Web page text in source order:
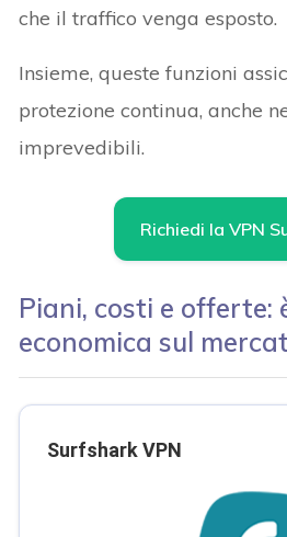
che il traffico venga esposto.
Insieme, queste funzioni
protezione continua, anche
imprevedibili.
Richiedi la VPN
Piani, costi e offerte:
economica sul
Surfshark VPN